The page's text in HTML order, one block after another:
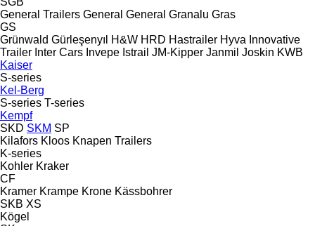
General Trailers General General Granalu Gras
GS
Grünwald Gürleşenyıl H&W HRD Hastrailer Hyva Innovative
Trailer Inter Cars Invepe Istrail JM-Kipper Janmil Joskin KWB
Kaiser
S-series
Kel-Berg
S-series T-series
Kempf
SKD SKM SP
Kilafors Kloos Knapen Trailers
K-series
Kohler Kraker
CF
Kramer Krampe Krone Kässbohrer
SKB XS
Kögel